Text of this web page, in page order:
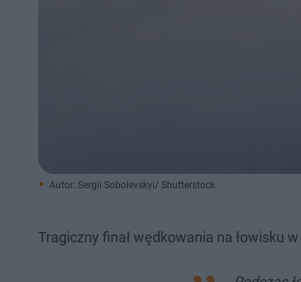
Autor: Sergii Sobolevskyi/ Shutterstock
Tragiczny finał wędkowania na łowisku